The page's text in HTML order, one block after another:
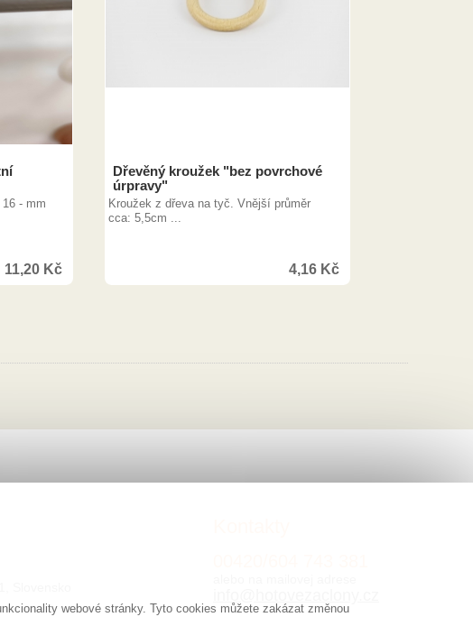
- mm
11,20 Kč
Dřevěný kroužek "bez povrchové
úrpravy"
Kroužek z dřeva na tyč. Vnější průměr
cca: 5,5cm ...
4,16 Kč
webové stránky. Tyto cookies můžete zakázat změnou